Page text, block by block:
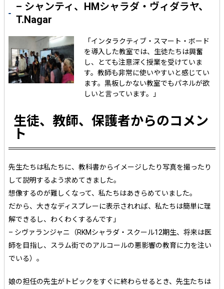
– シャンティ、HMシャラダ・ヴィダラヤ、
T.Nagar
「インタラクティブ・スマート・ボード
を導入した教室では、生徒たちは興奮
し、とても注意深く授業を受けていま
す。教師も非常に使いやすいと感じてい
ます。黒板しかない教室でもパネルが欲
しいと言っています。」
生徒、教師、保護者からのコメン
ト
先生たちは私たちに、教科書からイメージしたり写真を撮ったり
して説明するよう求めてきました。
想像するのが難しくなって、私たちはあきらめていました。
だから、大きなディスプレーに表示されれば、私たちは簡単に理
解できるし、わくわくするんです」
– シヴァランジャニ（RKMシャラダ・スクール12期生、将来は医
師を目指し、スラム街でのアルコールの悪影響の教育に力を注い
でいる）。
娘の担任の先生がトピックをすぐに終わらせるとき、先生たちは